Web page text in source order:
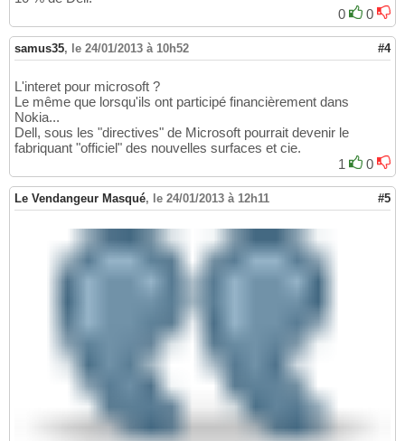
0
0
samus35, le 24/01/2013 à 10h52 #4
L'interet pour microsoft ?
Le même que lorsqu'ils ont participé financièrement dans
Nokia...
Dell, sous les "directives" de Microsoft pourrait devenir le
fabriquant "officiel" des nouvelles surfaces et cie.
1
0
Le Vendangeur Masqué, le 24/01/2013 à 12h11 #5